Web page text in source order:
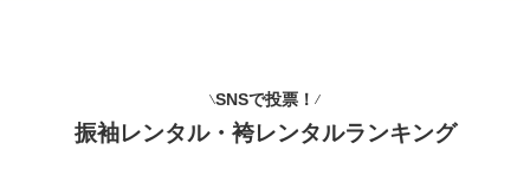
SNSで投票！
振袖レンタル・袴レンタルランキング